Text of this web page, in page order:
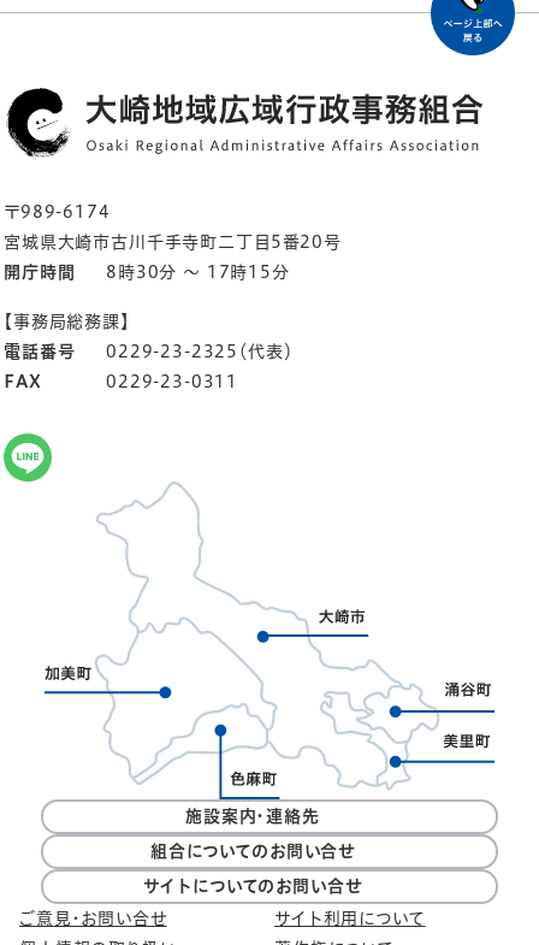
〒989-6174
宮城県大崎市古川千手寺町二丁目5番20号
開庁時間
8時30分 ～ 17時15分
【事務局総務課】
電話番号
0229-23-2325（代表）
FAX
0229-23-0311
施設案内・連絡先
組合についてのお問い合せ
サイトについてのお問い合せ
ご意見・お問い合せ
サイト利用について